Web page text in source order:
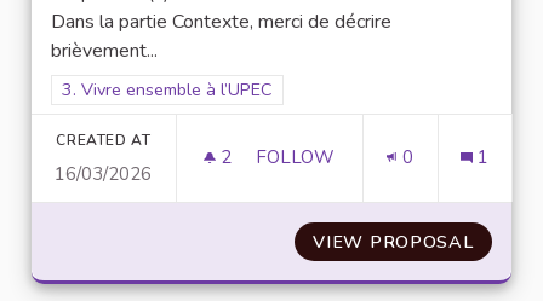
Dans la partie Contexte, merci de décrire
brièvement...
Filter results for scope: 3. Vivre ensemble à l’UPEC
3. Vivre ensemble à l’UPEC
CREATED AT
16/03/2026
2 2 FOLLOWERS
FOLLOW 0 1
VIEW PROPOSALN°28 :